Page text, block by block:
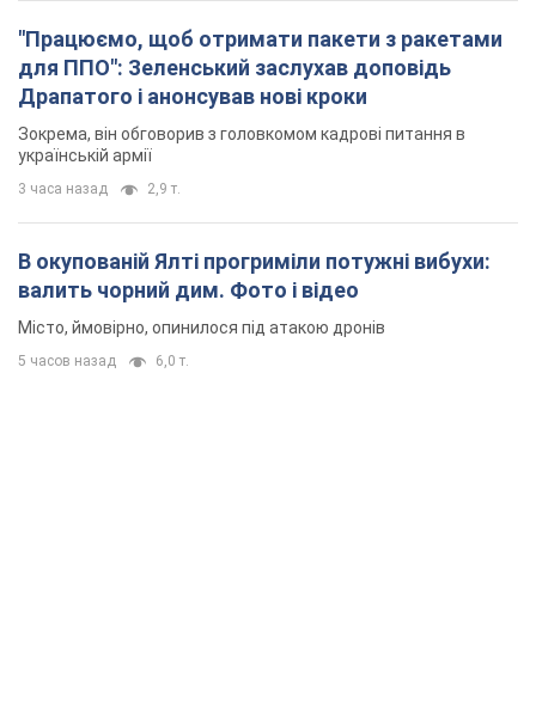
"Працюємо, щоб отримати пакети з ракетами
для ППО": Зеленський заслухав доповідь
Драпатого і анонсував нові кроки
Зокрема, він обговорив з головкомом кадрові питання в
українській армії
3 часа назад 2,9 т.
В окупованій Ялті прогриміли потужні вибухи:
валить чорний дим. Фото і відео
Місто, ймовірно, опинилося під атакою дронів
5 часов назад 6,0 т.